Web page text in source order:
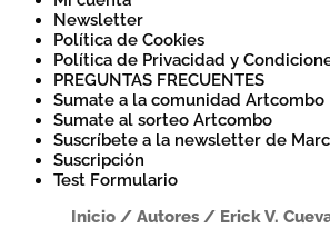
Newsletter
Política de Cookies
Política de Privacidad y
PREGUNTAS FRECUENTES
Sumate a la comunidad Artcombo
Sumate al sorteo Artcombo
Suscríbete a la newsletter de
Suscripción
Test Formulario
Inicio /Autores / Erick V.